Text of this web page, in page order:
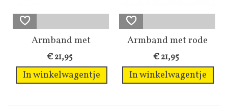
Armband met
lichtblauwe...
€ 21,95
In winkelwagentje
Armband met rode
kralen en...
€ 21,95
In winkelwagentje